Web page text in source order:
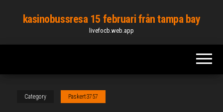
content
kasinobussresa 15 februari från tampa bay
livefocb.web.app
Category Paskert3757